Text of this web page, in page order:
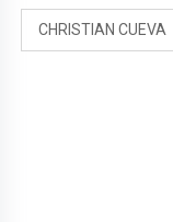
CHRISTIAN CUEVA